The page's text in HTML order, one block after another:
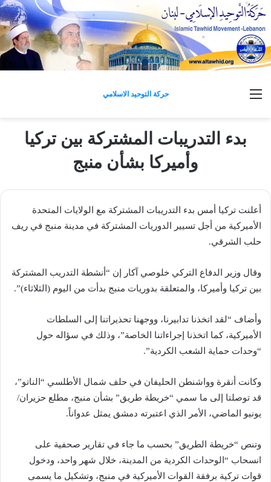
حركة التوحيد الاسلامي
بدء التدريبات المشتركة بين تركيا
وأميركا بشأن منبج
أعلنت تركيا أمس بدء التدريبات المشتركة مع الولايات المتحدة
الأميركية من أجل تسيير الدوريات المشتركة في مدينة منبج في ريف
حلب الشرقي.
وقال وزير الدفاع التركي خلوصي آكار إن “أنشطة التدريب المشتركة
بين تركيا وأميركا، والمتعلقة بدوريات منبج بدأت من اليوم (الثلاثاء)”.
وأضاف “لقد اتخذنا تدابيرنا، ووجهنا تحذيراتنا إلى السلطات
الأميركية، كما اتخذنا إجراءاتنا الخاصة”، وذلك في سؤاله حول
“وحدات حماية الشعب الكردية”.
وكانت أنقرة وواشنطن الحليفان في حلف شمال الأطلسي “الناتو”،
قد توصلتا إلى ما سمي “خريطة طريق” بشأن منبج، مطلع حزيران/
يونيو الماضي، الأمر الذي اعتبرته دمشق يمثل عدواناً.
وتنص “خريطة الطريق” بحسب ما جاء في تقارير صحفية على
انسحاب “الوحدات الكردية من المدينة، خلال شهر واحد، ودخول
قوات تركية برفقة القوات الأميركية في منبج، وتشكيل ما يسمى